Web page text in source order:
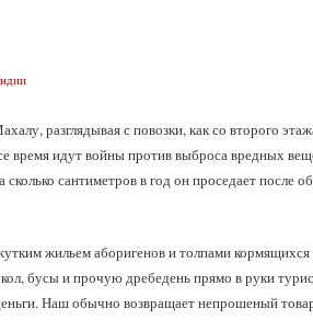
разглядывая с повозки, как со второго
время идут войны против выброса вредных
сантиметров в год он проседает после
жильем аборигенов и толпами
бусы и прочую дребедень прямо в руки
Наш обычно возвращает непрошеный